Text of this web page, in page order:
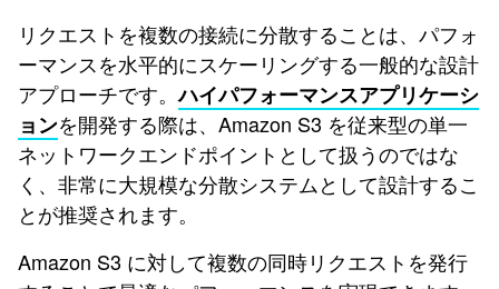
リクエストを複数の接続に分散することは、パフォ
ーマンスを水平的にスケーリングする一般的な設計
アプローチです。ハイパフォーマンスアプリケーシ
ョンを開発する際は、Amazon S3 を従来型の単一
ネットワークエンドポイントとして扱うのではな
く、非常に大規模な分散システムとして設計するこ
とが推奨されます。
Amazon S3 に対して複数の同時リクエストを発行